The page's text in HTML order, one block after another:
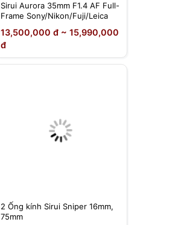
Sirui Aurora 35mm F1.4 AF Full-
Frame Sony/Nikon/Fuji/Leica
13,500,000 đ ~ 15,990,000
đ
2 Ống kính Sirui Sniper 16mm,
75mm